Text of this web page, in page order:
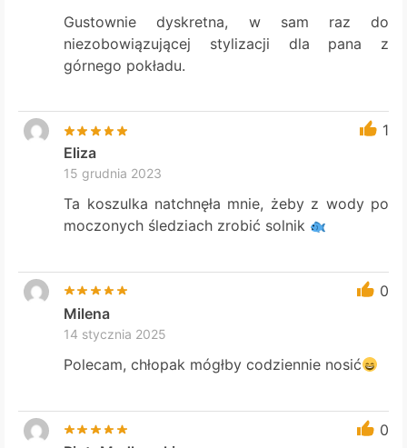
Gustownie dyskretna, w sam raz do
niezobowiązującej stylizacji dla pana z
górnego pokładu.
1
Eliza
15 grudnia 2023
Ta koszulka natchnęła mnie, żeby z wody po
moczonych śledziach zrobić solnik
0
Milena
14 stycznia 2025
Polecam, chłopak mógłby codziennie nosić
0